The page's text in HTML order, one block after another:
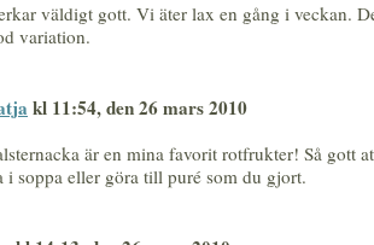
väldigt gott. Vi äter lax en gång i veckan.
variation.
kl 11:54, den 26 mars 2010
är en mina favorit rotfrukter! Så gott
i soppa eller göra till puré som du gjort.